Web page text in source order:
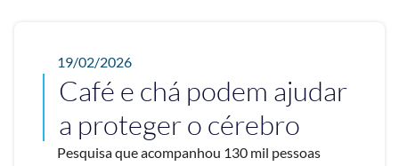
19/02/2026
Café e chá podem ajudar
a proteger o cérebro
Pesquisa que acompanhou 130 mil pessoas